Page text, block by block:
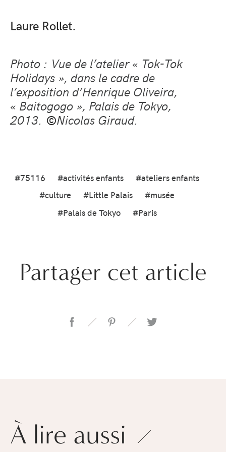
Laure Rollet.
Photo : Vue de l’atelier « Tok-Tok
Holidays », dans le cadre de
l’exposition d’Henrique Oliveira,
« Baitogogo », Palais de Tokyo,
2013. ©Nicolas Giraud.
#75116 #activités enfants
#ateliers enfants
#culture
#Little Palais
#musée
#Palais de Tokyo
#Paris
Partager cet article
À lire aussi